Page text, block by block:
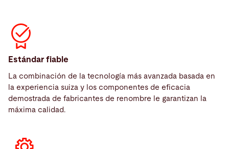
Estándar fiable
La combinación de la tecnología más avanzada basada en
la experiencia suiza y los componentes de eficacia
demostrada de fabricantes de renombre le garantizan la
máxima calidad.